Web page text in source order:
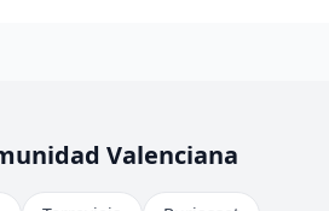
Valenciana